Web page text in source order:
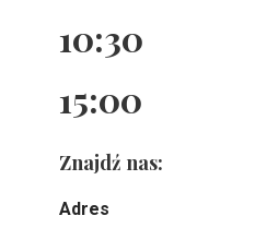
10:30
15:00
Znajdź nas:
Adres